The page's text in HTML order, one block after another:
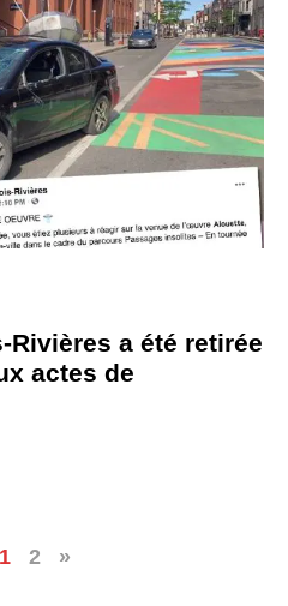
Rivières a été retirée
actes de
1 2 »